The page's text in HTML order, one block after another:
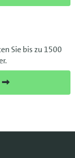
Sie bis zu 1500